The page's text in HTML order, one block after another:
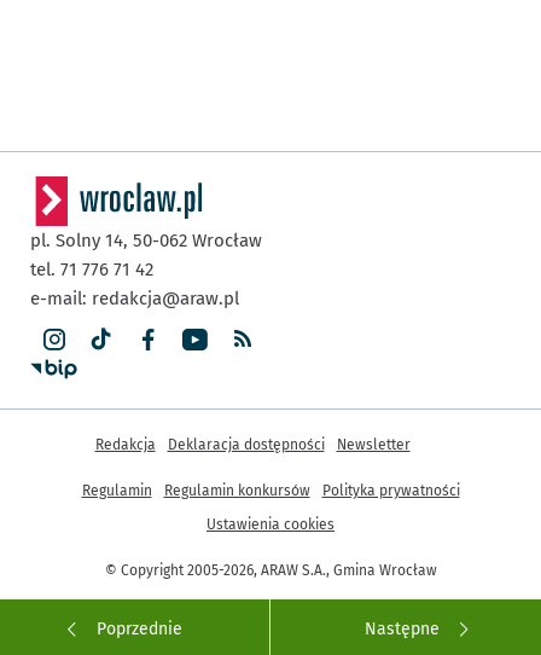
Przejdź do poprzedniego zdjęcia.
Poprzednie Następne
Przejdź do
pl. Solny 14, 50-062 Wrocław
tel. 71 776 71 42
e-mail: redakcja@araw.pl
© Copyright 2005-2026, ARAW S.A., Gmina Wrocław
Inne informacje
Redakcja Deklaracja dostępności Newsletter
Regulamin Regulamin konkursów
Polityka prywatności
Ustawienia cookies